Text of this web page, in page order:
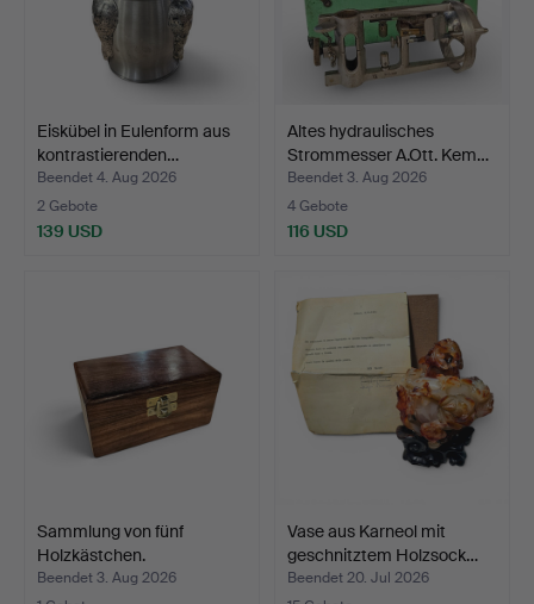
Eiskübel in Eulenform aus
kontrastierenden…
Beendet 4. Aug 2026
2 Gebote
139 USD
Altes hydraulisches
Strommesser A.Ott. Kem…
Beendet 3. Aug 2026
4 Gebote
116 USD
Sammlung von fünf
Holzkästchen.
Beendet 3. Aug 2026
Vase aus Karneol mit
geschnitztem Holzsock…
Beendet 20. Jul 2026